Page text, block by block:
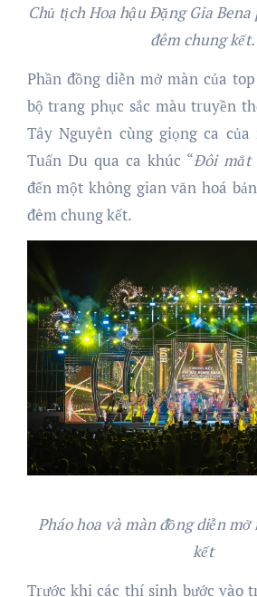
Chủ tịch Hoa hậu Đặng Gia
đêm chung kết.
Phần đồng diễn mở màn của
bộ trang phục sắc màu truyền
Tây Nguyên cùng giọng ca
Tuấn Du qua ca khúc “Đôi mắt
đến một không gian văn hoá
đêm chung kết.
Pháo hoa và màn đồng diễn
kết
Trước khi các thí sinh bước vào